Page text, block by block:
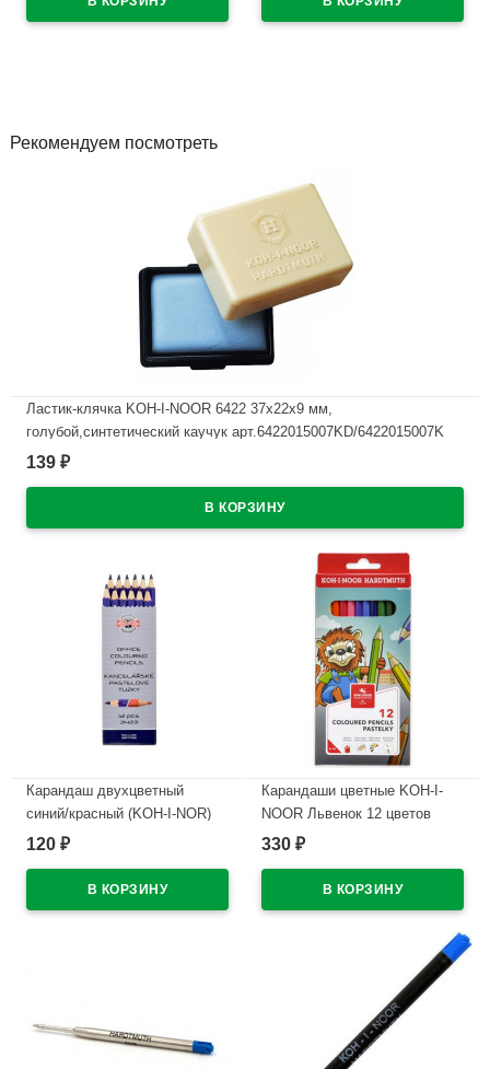
Рекомендуем посмотреть
Ластик-клячка KOH-I-NOOR 6422 37х22х9 мм,
голубой,синтетический каучук арт.6422015007KD/6422015007K
В наличии
139 ₽
Карандаш двухцветный
синий/красный (KOH-I-NOR)
3,8мм арт.3423 (Ст.12)
120 ₽
Карандаши цветные KOH-I-
NOOR Львенок 12 цветов
арт.3552012034KS
330 ₽